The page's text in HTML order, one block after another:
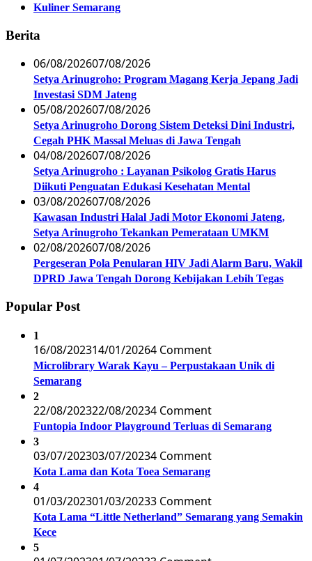
Kuliner Semarang
Berita
06/08/202607/08/2026
Setya Arinugroho: Program Magang Kerja Jepang Jadi
Investasi SDM Jateng
05/08/202607/08/2026
Setya Arinugroho Dorong Sistem Deteksi Dini Industri,
Cegah PHK Massal Meluas di Jawa Tengah
04/08/202607/08/2026
Setya Arinugroho : Layanan Psikolog Gratis Harus
Diikuti Penguatan Edukasi Kesehatan Mental
03/08/202607/08/2026
Kawasan Industri Halal Jadi Motor Ekonomi Jateng,
Setya Arinugroho Tekankan Pemerataan UMKM
02/08/202607/08/2026
Pergeseran Pola Penularan HIV Jadi Alarm Baru, Wakil
DPRD Jawa Tengah Dorong Kebijakan Lebih Tegas
Popular Post
1
16/08/202314/01/20264 Comment
Microlibrary Warak Kayu – Perpustakaan Unik di
Semarang
2
22/08/202322/08/20234 Comment
Funtopia Indoor Playground Terluas di Semarang
3
03/07/202303/07/20234 Comment
Kota Lama dan Kota Toea Semarang
4
01/03/202301/03/20233 Comment
Kota Lama “Little Netherland” Semarang yang Semakin
Kece
5